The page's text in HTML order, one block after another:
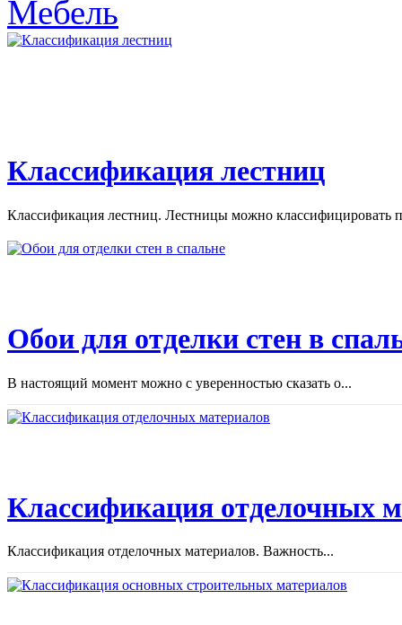
Мебель
Классификация лестниц
Классификация лестниц. Лестницы можно классифицировать
Обои для отделки стен в
В настоящий момент можно с уверенностью сказать о...
Классификация отделочных
Классификация отделочных материалов. Важность...